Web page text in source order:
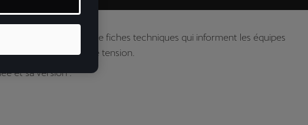
une collection de fiches techniques qui informent les équipes
d'équipements à haute tension.
et sa version :